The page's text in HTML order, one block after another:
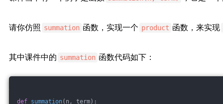
请你仿照 summation 函数，实现一个 product 函数，来实现
其中课件中的 summation 函数代码如下：
def summation(n, term) :